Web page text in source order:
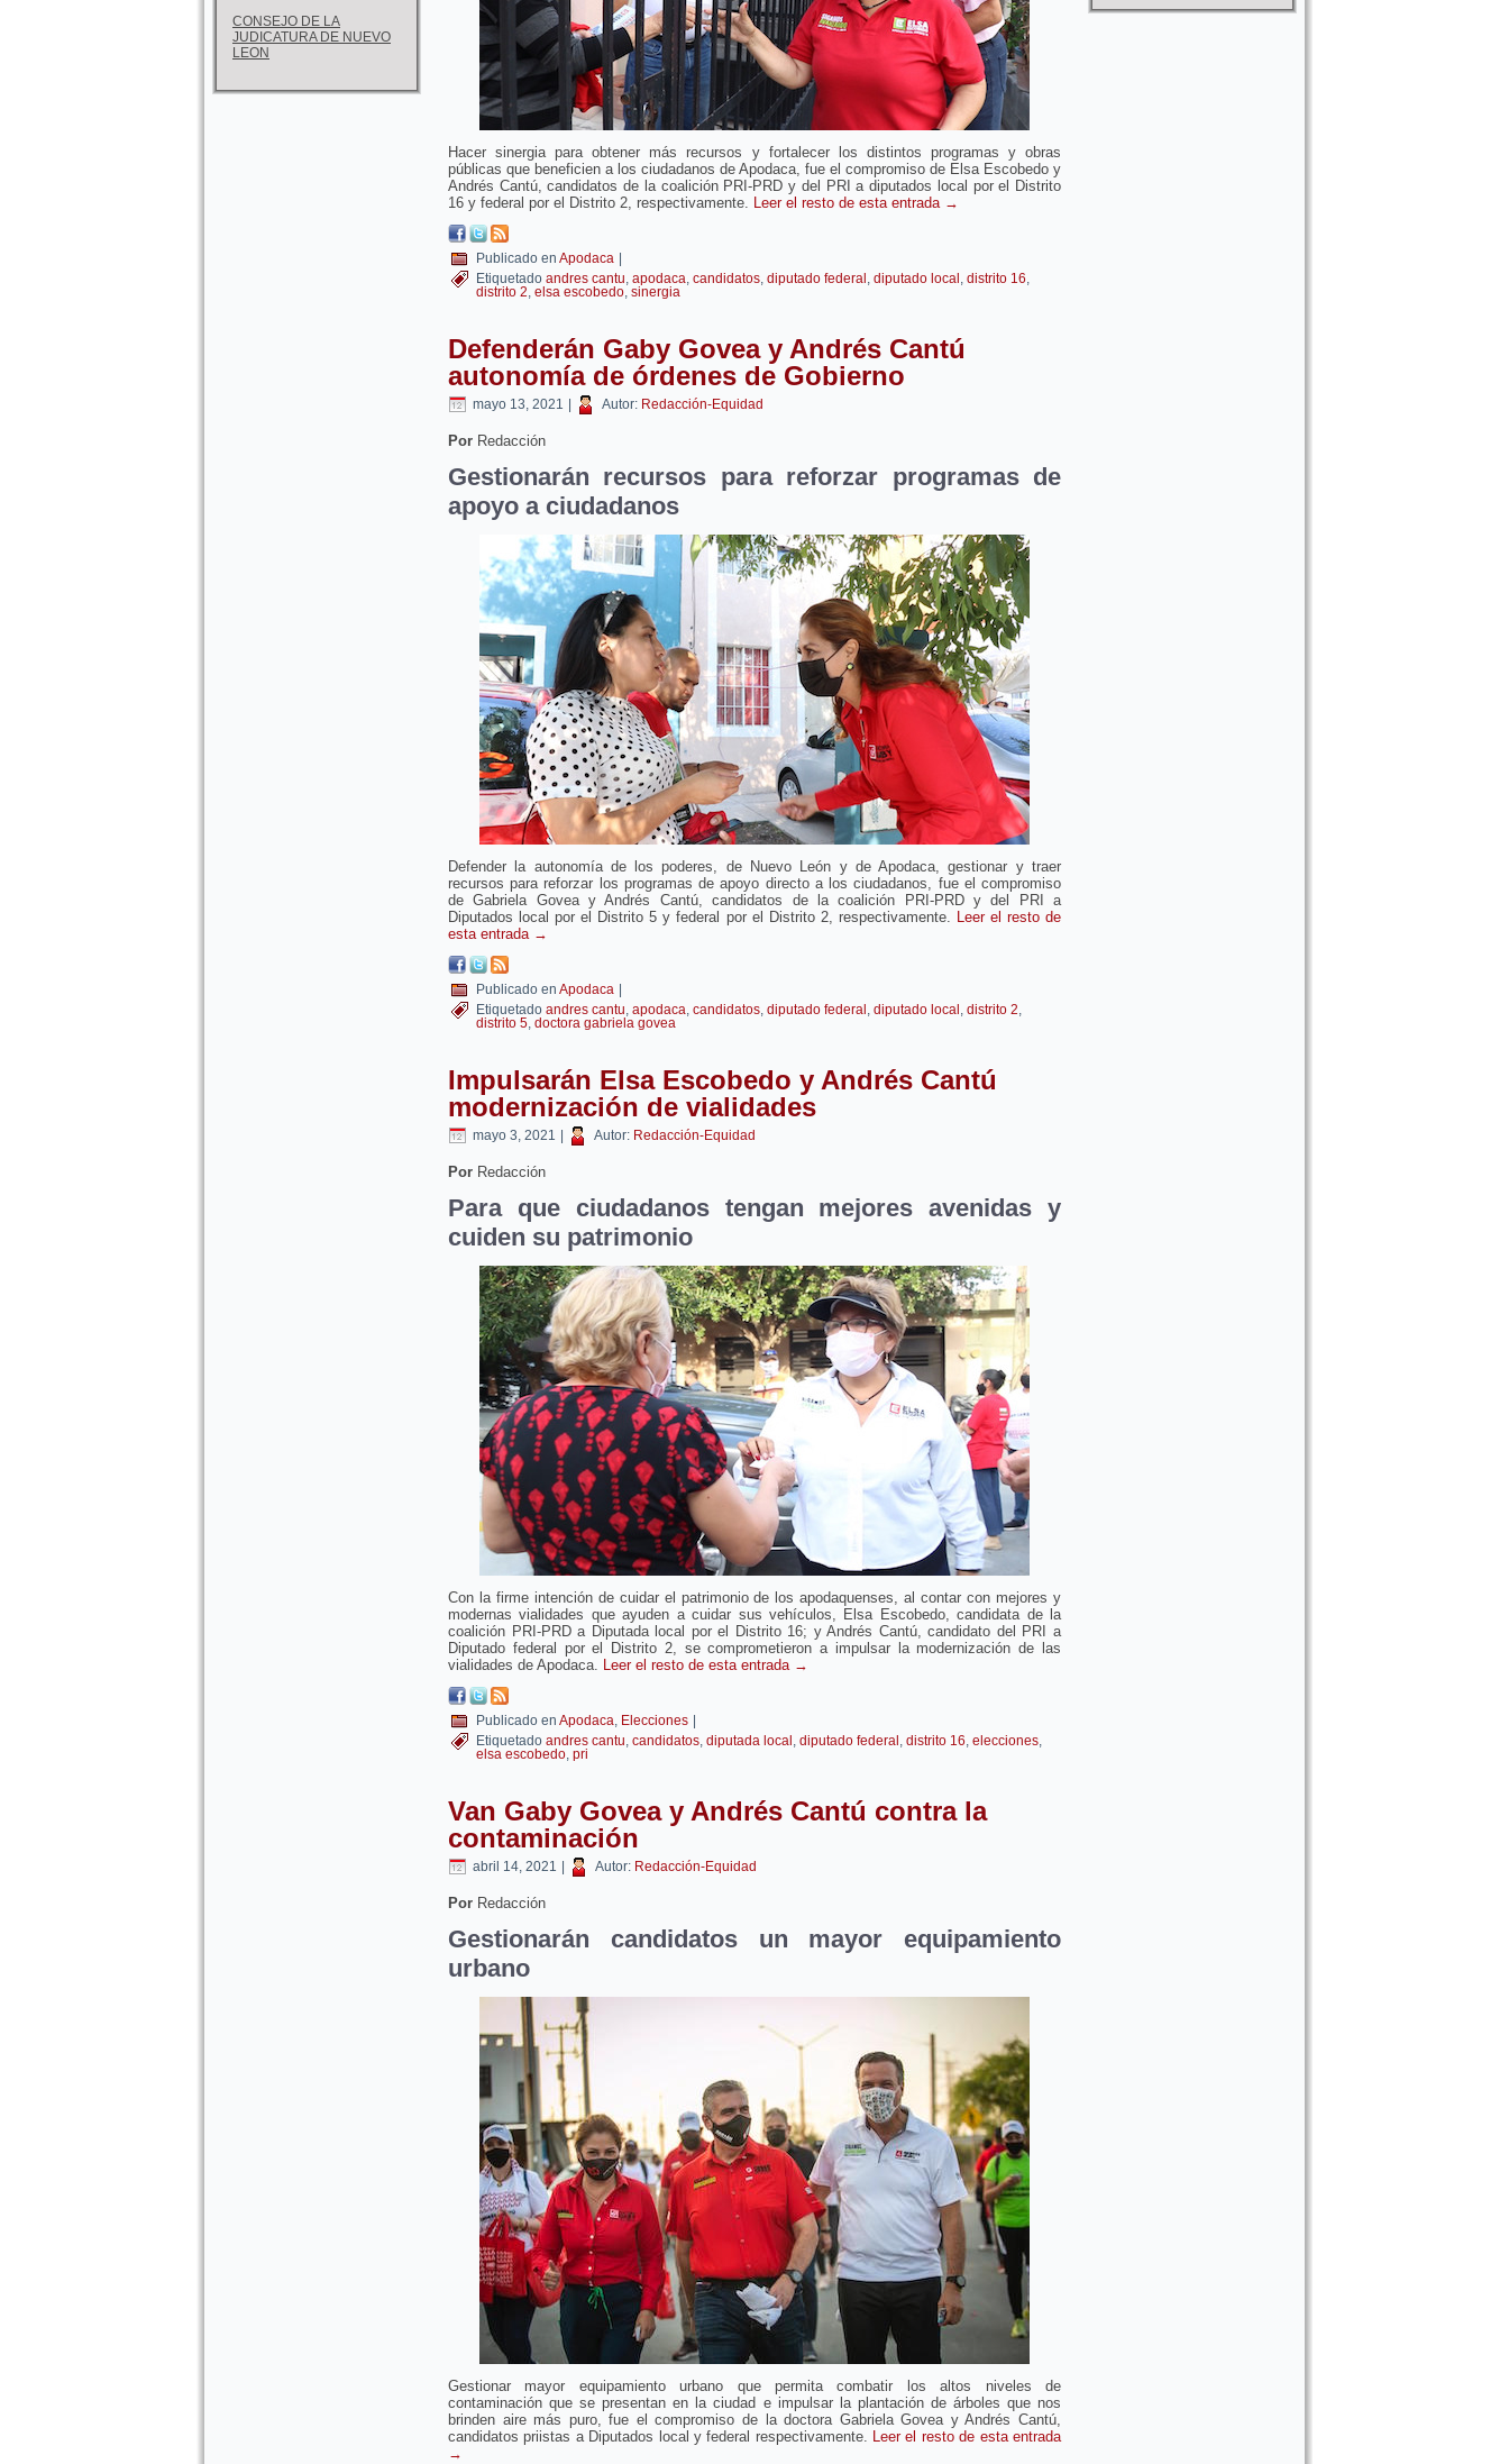
CONSEJO DE LA
JUDICATURA DE NUEVO
LEON
Hacer sinergia para obtener más recursos y fortalecer los distintos programas y obras
públicas que beneficien a los ciudadanos de Apodaca, fue el compromiso de Elsa Escobedo y
Andrés Cantú, candidatos de la coalición PRI-PRD y del PRI a diputados local por el Distrito
16 y federal por el Distrito 2, respectivamente. Leer el resto de esta entrada →
Publicado en Apodaca
Etiquetado andres cantu, apodaca, candidatos, diputado federal , diputado local , distrito 16,
distrito 2, elsa escobedo, sinergia
Defenderán Gaby Govea y Andrés Cantú
autonomía de órdenes de Gobierno
mayo 13, 2021 Autor: Redacción-Equidad
Por Redacción
Gestionarán recursos para reforzar programas de
apoyo a ciudadanos
Defender la autonomía de los poderes, de Nuevo León y de Apodaca, gestionar y traer
recursos para reforzar los programas de apoyo directo a los ciudadanos, fue el compromiso
de Gabriela Govea y Andrés Cantú, candidatos de la coalición PRI-PRD y del PRI a
Diputados local por el Distrito 5 y federal por el Distrito 2, respectivamente. Leer el resto de
esta entrada →
Publicado en Apodaca
Etiquetado andres cantu, apodaca, candidatos, diputado federal , diputado local , distrito 2,
distrito 5, doctora gabriela govea
Impulsarán Elsa Escobedo y Andrés Cantú
modernización de vialidades
mayo 3, 2021 Autor: Redacción-Equidad
Por Redacción
Para que ciudadanos tengan mejores avenidas y
cuiden su patrimonio
Con la firme intención de cuidar el patrimonio de los apodaquenses, al contar con mejores y
modernas vialidades que ayuden a cuidar sus vehículos, Elsa Escobedo, candidata de la
coalición PRI-PRD a Diputada local por el Distrito 16; y Andrés Cantú, candidato del PRI a
Diputado federal por el Distrito 2, se comprometieron a impulsar la modernización de las
vialidades de Apodaca. Leer el resto de esta entrada →
Publicado en Apodaca, Elecciones
Etiquetado andres cantu, candidatos, diputada local , diputado federal , distrito 16, elecciones,
elsa escobedo, pri
Van Gaby Govea y Andrés Cantú contra la
contaminación
abril 14, 2021 Autor: Redacción-Equidad
Por Redacción
Gestionarán candidatos un mayor equipamiento
urbano
Gestionar mayor equipamiento urbano que permita combatir los altos niveles de
contaminación que se presentan en la ciudad e impulsar la plantación de árboles que nos
brinden aire más puro, fue el compromiso de la doctora Gabriela Govea y Andrés Cantú,
candidatos priistas a Diputados local y federal respectivamente. Leer el resto de esta entrada
→